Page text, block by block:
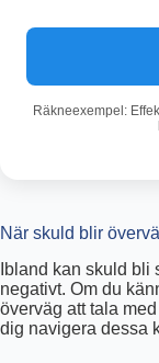
Räkneexempel:
När skuld blir
Ibland kan skuld
negativt. Om du
överväg att tala
dig navigera dessa